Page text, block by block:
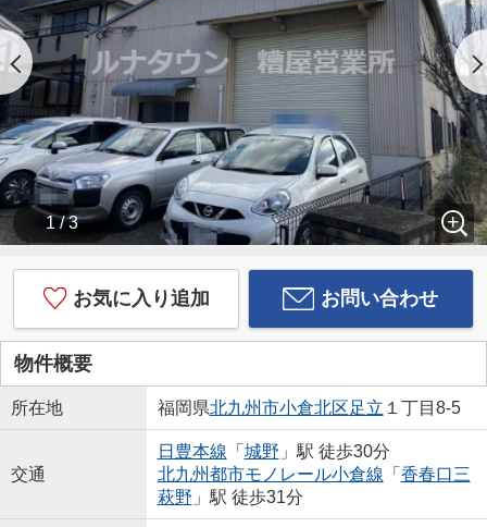
1 / 3
お気に入り追加 お問い合わせ
物件概要
所在地 福岡県北九州市小倉北区足立 １丁目8-5
交通
日豊本線 「 城野 」駅 徒歩30分
北九州都市モノレール小倉線 「 香春口三
萩野 」駅 徒歩31分